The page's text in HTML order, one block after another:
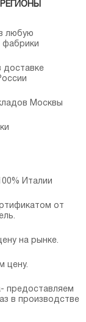
любую
фабрики
доставке
Москвы
Италии
от
на рынке.
цену.
предоставляем
в производстве